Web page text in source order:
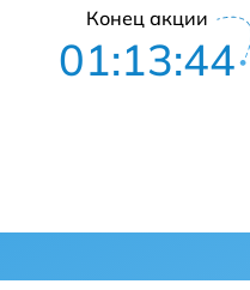
Конец акции
01:13:43